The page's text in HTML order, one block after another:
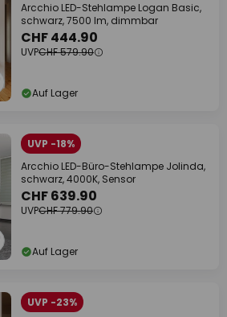
Arcchio LED-Stehlampe Logan Basic,
schwarz, 7500 lm, dimmbar
CHF 444.90
UVPCHF 579.90
Auf Lager
UVP -18%
Arcchio LED-Büro-Stehlampe Jolinda,
schwarz, 4000K, Sensor
CHF 639.90
UVPCHF 779.90
Auf Lager
UVP -23%